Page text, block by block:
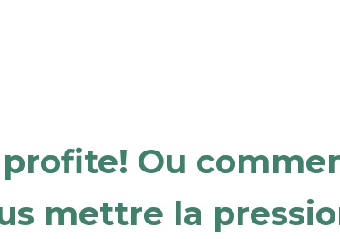
profite! Ou
mettre la